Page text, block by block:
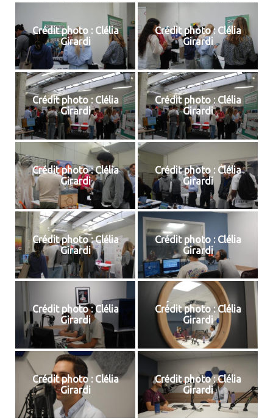
Crédit photo : Clélia
Girardi
Crédit photo : Clélia
Girardi
Crédit photo : Clélia
Girardi
Crédit photo : Clélia
Girardi
Crédit photo : Clélia
Girardi
Crédit photo : Clélia
Girardi
Crédit photo : Clélia
Girardi
Crédit photo : Clélia
Girardi
Crédit photo : Clélia
Girardi
Crédit photo : Clélia
Girardi
Crédit photo : Clélia
Girardi
Crédit photo : Clélia
Girardi